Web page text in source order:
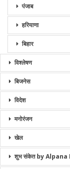
पंजाब
हरियाणा
बिहार
विश्लेषण
बिजनेस
विदेश
मनोरंजन
खेल
शुभ संकेत by Alpana